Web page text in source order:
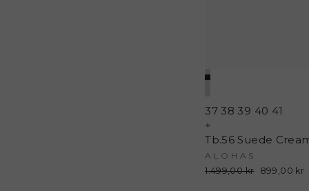
373839 40 41
+
ALOHAS
Normalpris
1.499,00 kr 899,00 kr